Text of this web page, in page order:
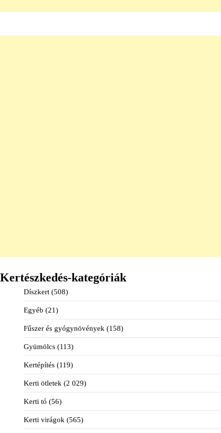
Kertészkedés-kategóriák
Díszkert (508)
Egyéb (21)
Fűszer és gyógynövények (158)
Gyümölcs (113)
Kertépítés (119)
Kerti ötletek (2 029)
Kerti tó (56)
Kerti virágok (565)